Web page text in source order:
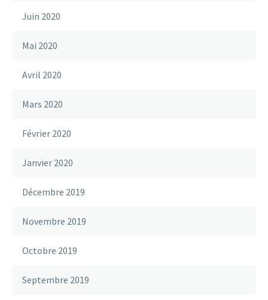
Juin 2020
Mai 2020
Avril 2020
Mars 2020
Février 2020
Janvier 2020
Décembre 2019
Novembre 2019
Octobre 2019
Septembre 2019